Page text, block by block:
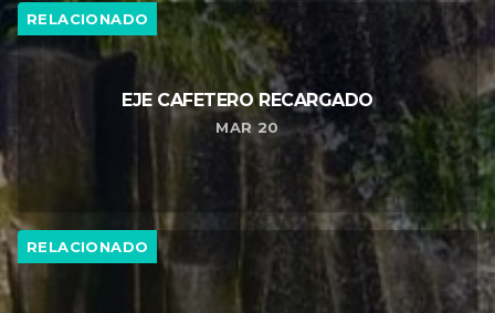
RELACIONADO
EJE CAFETERO RECARGADO
MAR 20
RELACIONADO